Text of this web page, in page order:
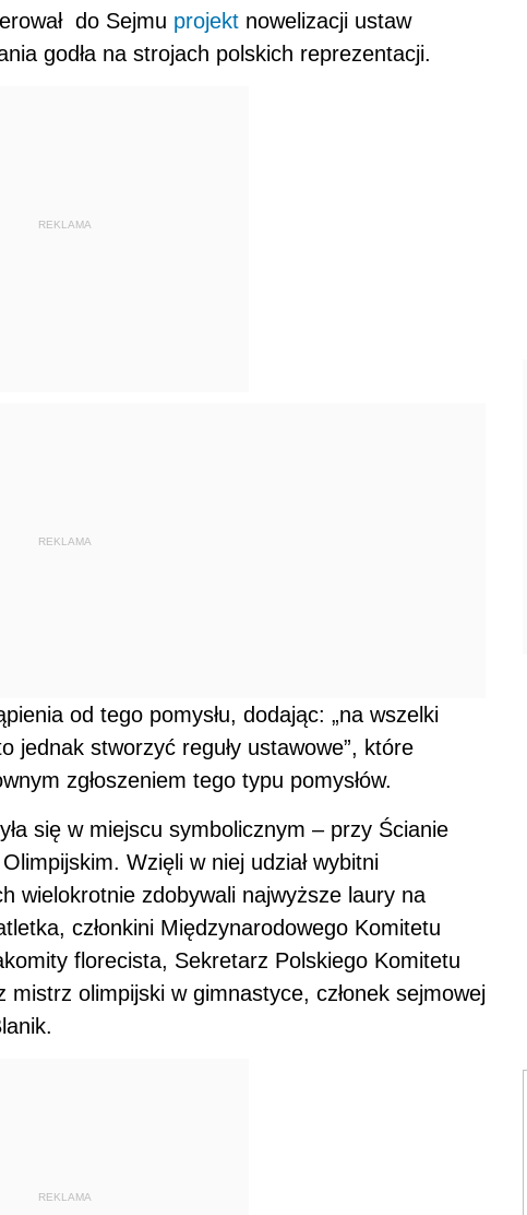
do Sejmu projekt nowelizacji ustaw
godła na strojach polskich reprezentacji.
REKLAMA
REKLAMA
od tego pomysłu, dodając: „na wszelki
jednak stworzyć reguły ustawowe”, które
zgłoszeniem tego typu pomysłów.
się w miejscu symbolicznym – przy Ścianie
Wzięli w niej udział wybitni
wielokrotnie zdobywali najwyższe laury na
członkini Międzynarodowego Komitetu
florecista, Sekretarz Polskiego Komitetu
olimpijski w gimnastyce, członek sejmowej
REKLAMA